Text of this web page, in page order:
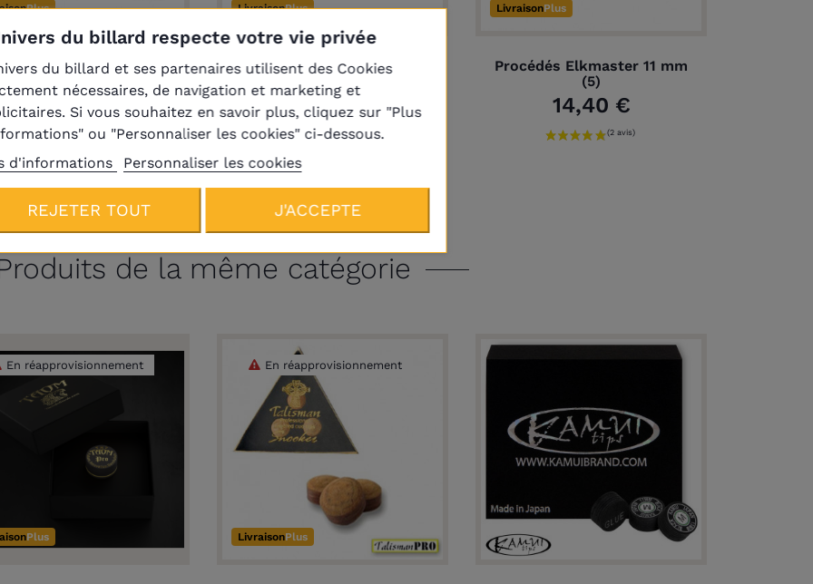
Plus
de 12 craies Master
verte
9,20 €
LivraisonPlus
Procédé Baize Master Pro-
Impact Professional 10mm
Medium (à l'unité)
8,90 €
LivraisonPlus
Procédés Elkmaster 11 mm
(5)
14,40 €
de la même catégorie
Plus
En réapprovisionnement
LivraisonPlus
En réapprovisionnement
du billard respecte votre vie privée
du billard et ses partenaires utilisent des Cookies
nécessaires, de navigation et marketing et
Si vous souhaitez en savoir plus, cliquez sur "Plus
ou "Personnaliser les cookies" ci-dessous.
d'informations
Personnaliser les cookies
REJETER TOUT J'ACCEPTE